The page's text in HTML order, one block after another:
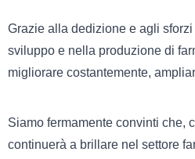
Grazie alla dedizione e agli
sviluppo e nella produzione di
migliorare costantemente,
Siamo fermamente convinti che,
continuerà a brillare nel settore